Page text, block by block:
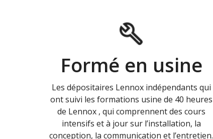
Formé en usine
Les dépositaires Lennox indépendants qui
ont suivi les formations usine de 40 heures
de Lennox , qui comprennent des cours
intensifs et à jour sur l’installation, la
conception, la communication et l’entretien.